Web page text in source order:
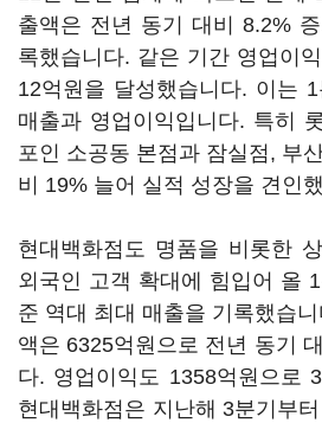
출액은 전년 동기 대비 8.2%
록했습니다. 같은 기간 영업이
12억원을 달성했습니다. 이는
매출과 영업이익입니다. 특히
포인 소공동 본점과 잠실점, 부
비 19% 늘어 실적 성장을 견인
현대백화점도 명품을 비롯한
외국인 고객 확대에 힘입어 올
준 역대 최대 매출을 기록했습
액은 6325억원으로 전년 동기
다. 영업이익도 1358억원으로
현대백화점은 지난해 3분기부